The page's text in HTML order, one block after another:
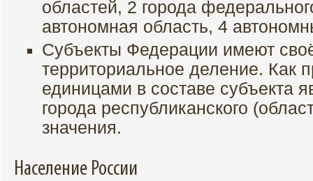
областей, 2 города
автономная область, 4
Субъекты Федерации имеют
территориальное деление. Как
единицами в составе субъекта
города республиканского
значения.
Население России